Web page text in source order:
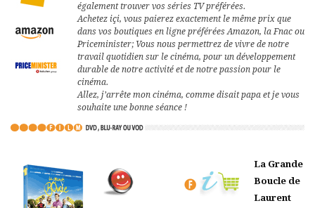
également trouver vos séries TV préférées.
Achetez içi, vous paierez exactement le même prix que
dans vos boutiques en ligne préférées Amazon, la Fnac ou
Priceminister; Vous nous permettrez de vivre de notre
travail quotidien sur le cinéma, pour un développement
durable de notre activité et de notre passion pour le
cinéma.
Allez, j’arrête mon cinéma, comme disait papa et je vous
souhaite une bonne séance !
La Grande
Boucle de
Laurent